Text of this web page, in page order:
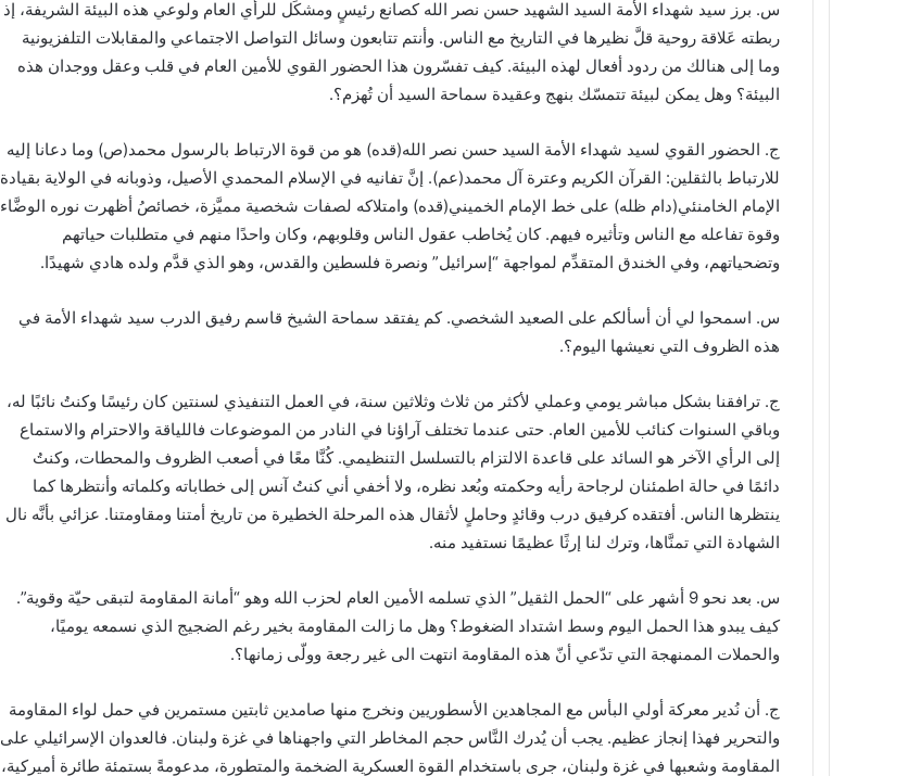
س. برز سيد شهداء الأمة السيد الشهيد حسن نصر الله كصانع رئيسٍ ومشكِّل للرأي العام ولوعي هذه البيئة الشريفة، إذ
ربطته عَلاقة روحية قلَّ نظيرها في التاريخ مع الناس. وأنتم تتابعون وسائل التواصل الاجتماعي والمقابلات التلفزيونية
وما إلى هنالك من ردود أفعال لهذه البيئة. كيف تفسّرون هذا الحضور القوي للأمين العام في قلب وعقل ووجدان هذه
البيئة؟ وهل يمكن لبيئة تتمسّك بنهج وعقيدة سماحة السيد أن تُهزم؟.
ج. الحضور القوي لسيد شهداء الأمة السيد حسن نصر الله(قده) هو من قوة الارتباط بالرسول محمد(ص) وما دعانا إليه
للارتباط بالثقلين: القرآن الكريم وعترة آل محمد(عم). إنَّ تفانيه في الإسلام المحمدي الأصيل، وذوبانه في الولاية بقيادة
الإمام الخامنئي(دام ظله) على خط الإمام الخميني(قده) وامتلاكه لصفات شخصية مميَّزة، خصائصُ أظهرت نوره الوضَّاء
وقوة تفاعله مع الناس وتأثيره فيهم. كان يُخاطب عقول الناس وقلوبهم، وكان واحدًا منهم في متطلبات حياتهم
وتضحياتهم، وفي الخندق المتقدِّم لمواجهة “إسرائيل” ونصرة فلسطين والقدس، وهو الذي قدَّم ولده هادي شهيدًا.
س‌. اسمحوا لي أن أسألكم على الصعيد الشخصي. كم يفتقد سماحة الشيخ قاسم رفيق الدرب سيد شهداء الأمة في
هذه الظروف التي نعيشها اليوم؟.
ج. ترافقنا بشكل مباشر يومي وعملي لأكثر من ثلاث وثلاثين سنة، في العمل التنفيذي لسنتين كان رئيسًا وكنتُ نائبًا له،
وباقي السنوات كنائب للأمين العام. حتى عندما تختلف آراؤنا في النادر من الموضوعات فاللياقة والاحترام والاستماع
إلى الرأي الآخر هو السائد على قاعدة الالتزام بالتسلسل التنظيمي. كُنَّا معًا في أصعب الظروف والمحطات، وكنتُ
دائمًا في حالة اطمئنان لرجاحة رأيه وحكمته وبُعد نظره، ولا أخفي أني كنتُ آنس إلى خطاباته وكلماته وأنتظرها كما
ينتظرها الناس. أفتقده كرفيق درب وقائدٍ وحاملٍ لأثقال هذه المرحلة الخطيرة من تاريخ أمتنا ومقاومتنا. عزائي بأنَّه نال
الشهادة التي تمنَّاها، وترك لنا إرثًا عظيمًا نستفيد منه.
س‌. بعد نحو 9 أشهر على “الحمل الثقيل” الذي تسلمه الأمين العام لحزب الله وهو “أمانة المقاومة لتبقى حيّة وقوية”.
كيف يبدو هذا الحمل اليوم وسط اشتداد الضغوط؟ وهل ما زالت المقاومة بخير رغم الضجيج الذي نسمعه يوميًا،
والحملات الممنهجة التي تدّعي أنّ هذه المقاومة انتهت الى غير رجعة وولّى زمانها؟.
ج. أن نُدير معركة أولي البأس مع المجاهدين الأسطوريين ونخرج منها صامدين ثابتين مستمرين في حمل لواء المقاومة
والتحرير فهذا إنجاز عظيم. يجب أن يُدرك النَّاس حجم المخاطر التي واجهناها في غزة ولبنان. فالعدوان الإسرائيلي على
المقاومة وشعبها في غزة ولبنان، جرى باستخدام القوة العسكرية الضخمة والمتطورة، مدعومةً بستمئة طائرة أميركية،